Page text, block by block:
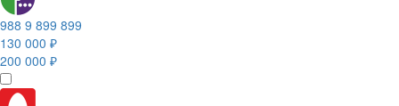
988 9 899 899
130 000 ₽
200 000 ₽